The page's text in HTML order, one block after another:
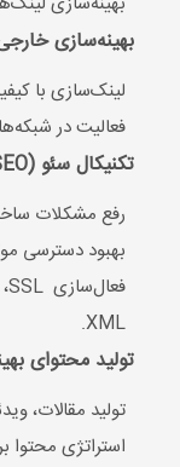
XML.
تولید محتوای
تولید مقالات،
استراتژی
تحلیل و
بررسی مداوم
تحلیل ترافیک
ارائه گزارش‌های
چرا جاب تیم
تیم متخصص و
جاب تیم از